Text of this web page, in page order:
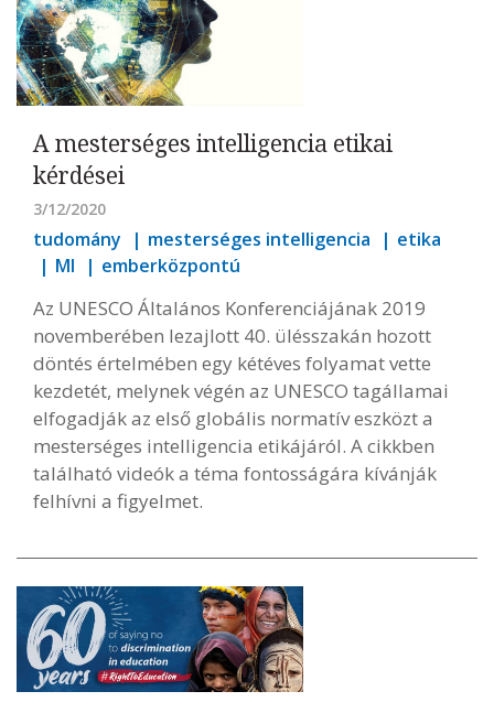
A mesterséges intelligencia etikai
kérdései
3/12/2020
tudomány mesterséges intelligencia
etika
MI
emberközpontú
Az UNESCO Általános Konferenciájának 2019
novemberében lezajlott 40. ülésszakán hozott
döntés értelmében egy kétéves folyamat vette
kezdetét, melynek végén az UNESCO tagállamai
elfogadják az első globális normatív eszközt a
mesterséges intelligencia etikájáról. A cikkben
található videók a téma fontosságára kívánják
felhívni a figyelmet.